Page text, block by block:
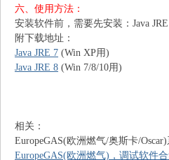
六、使用方法：
安装软件前，需要先安装：Java JRE
附下载地址：
Java JRE 7 (Win XP用)
Java JRE 8 (Win 7/8/10用)
相关：
EuropeGAS(欧洲燃气/奥斯卡/Oscar)
EuropeGAS(欧洲燃气)，调试软件